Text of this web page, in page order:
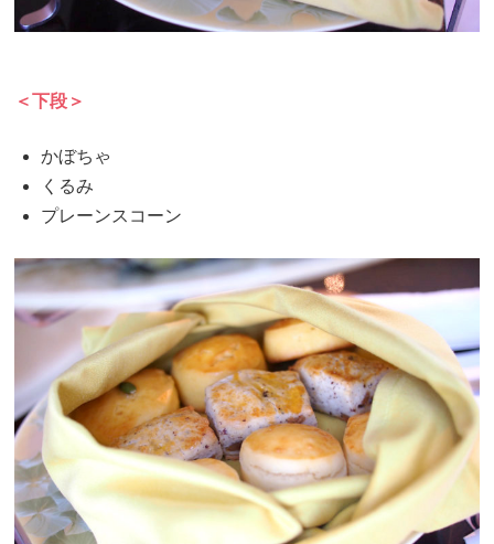
＜下段＞
かぼちゃ
くるみ
プレーンスコーン